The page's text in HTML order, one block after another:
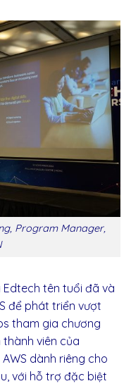
Program Manager,
tên tuổi đã và
để phát triển vượt
tham gia chương
viên của
dành riêng cho
với hỗ trợ đặc biệt